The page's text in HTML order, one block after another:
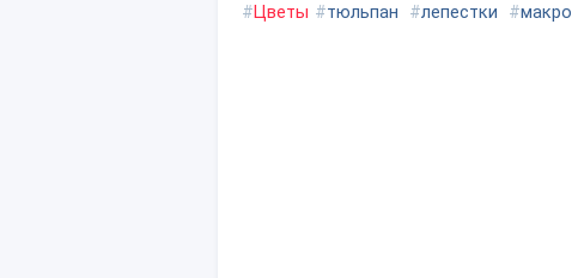
#Цветы #тюльпан #лепестки #макро